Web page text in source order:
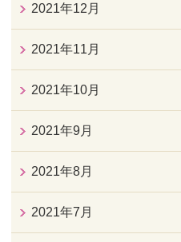
2021年12月
2021年11月
2021年10月
2021年9月
2021年8月
2021年7月